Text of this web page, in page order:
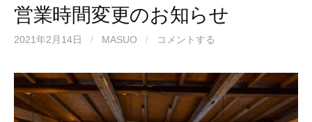
営業時間変更のお知らせ
2021年2月14日 / MASUO / コメントする